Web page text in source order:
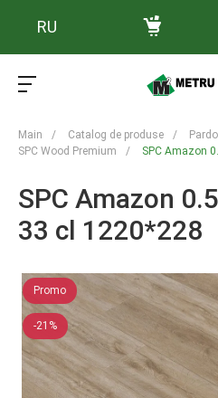
RU
Main / Catalog de produse /
SPC Wood Premium
/ SPC Amazon
SPC Amazon
33 cl 1220*228
Promo
-21%